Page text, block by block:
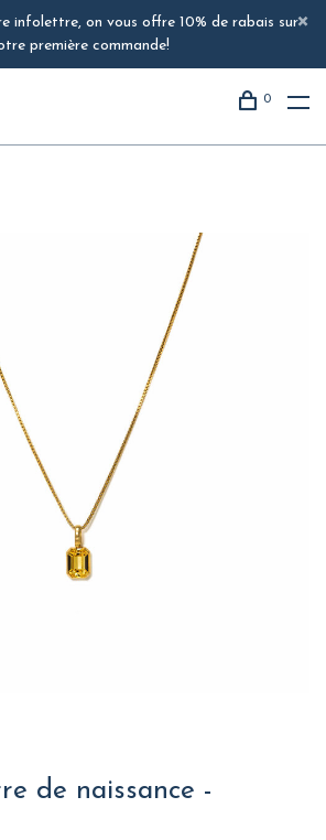
infolettre, on vous offre 10% de rabais sur
première commande!
0
de naissance -